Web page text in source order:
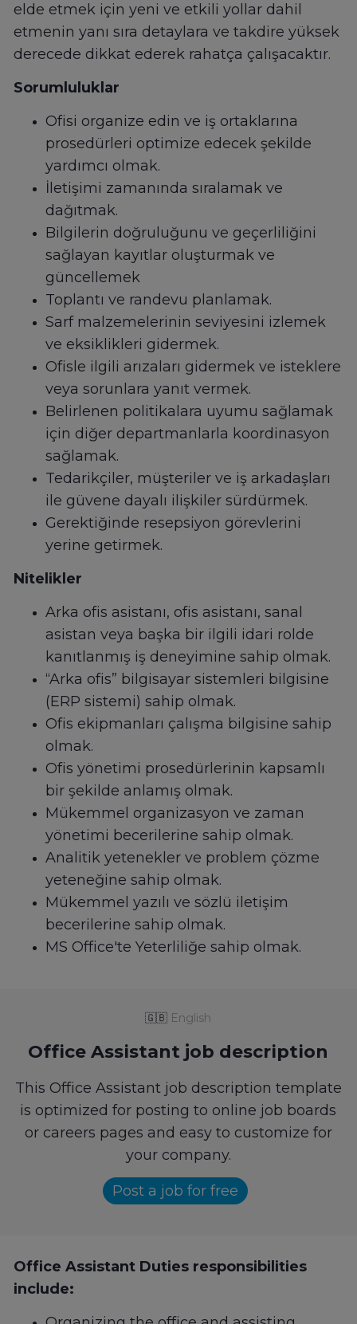
elde etmek için yeni ve etkili yollar dahil
etmenin yanı sıra detaylara ve takdire yüksek
derecede dikkat ederek rahatça çalışacaktır.
Sorumluluklar
Ofisi organize edin ve iş ortaklarına
prosedürleri optimize edecek şekilde
yardımcı olmak.
İletişimi zamanında sıralamak ve
dağıtmak.
Bilgilerin doğruluğunu ve geçerliliğini
sağlayan kayıtlar oluşturmak ve
güncellemek
Toplantı ve randevu planlamak.
Sarf malzemelerinin seviyesini izlemek
ve eksiklikleri gidermek.
Ofisle ilgili arızaları gidermek ve isteklere
veya sorunlara yanıt vermek.
Belirlenen politikalara uyumu sağlamak
için diğer departmanlarla koordinasyon
sağlamak.
Tedarikçiler, müşteriler ve iş arkadaşları
ile güvene dayalı ilişkiler sürdürmek.
Gerektiğinde resepsiyon görevlerini
yerine getirmek.
Nitelikler
Arka ofis asistanı, ofis asistanı, sanal
asistan veya başka bir ilgili idari rolde
kanıtlanmış iş deneyimine sahip olmak.
“Arka ofis” bilgisayar sistemleri bilgisine
(ERP sistemi) sahip olmak.
Ofis ekipmanları çalışma bilgisine sahip
olmak.
Ofis yönetimi prosedürlerinin kapsamlı
bir şekilde anlamış olmak.
Mükemmel organizasyon ve zaman
yönetimi becerilerine sahip olmak.
Analitik yetenekler ve problem çözme
yeteneğine sahip olmak.
Mükemmel yazılı ve sözlü iletişim
becerilerine sahip olmak.
MS Office'te Yeterliliğe sahip olmak.
🇬🇧 English
Office Assistant job description
This Office Assistant job description template
is optimized for posting to online job boards
or careers pages and easy to customize for
your company.
Post a job for free
Office Assistant Duties responsibilities
include: